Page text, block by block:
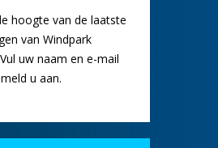
hoogte van de laatste
van Windpark
uw naam en e-mail
u aan.